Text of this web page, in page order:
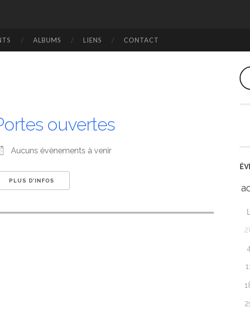
ALBUMS LIENS CONTACT
ouvertes
Aucuns évènements à venir
PLUS D’INFOS
L